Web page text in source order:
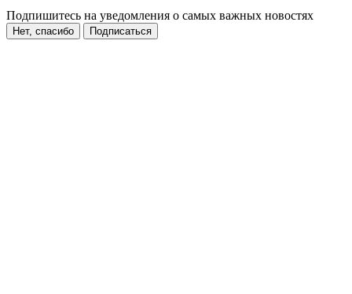
Подпишитесь на уведомления о самых важных новостях
Нет, спасибо Подписаться